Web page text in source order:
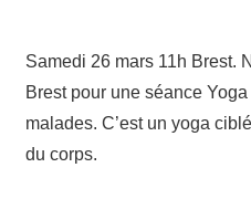
Same­di 26 mars 11h Brest.
Brest pour une séance
malades. C’est un yoga
du corps.